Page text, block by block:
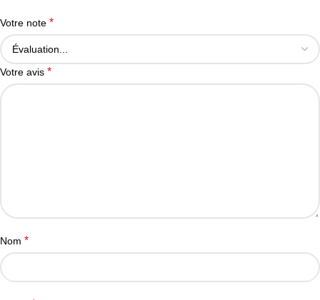
Votre note *
Votre avis *
Nom *